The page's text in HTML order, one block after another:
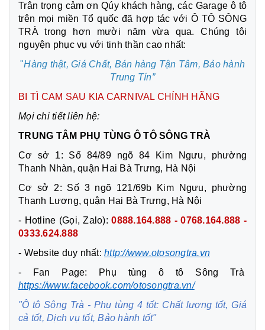
Trân trọng cảm ơn Qúy khách hàng, các Garage ô tô
trên mọi miền Tổ quốc đã hợp tác với Ô TÔ SÔNG
TRÀ trong hơn mười năm vừa qua. Chúng tôi
nguyện phục vụ với tinh thần cao nhất:
"Hàng thật, Giá Chất, Bán hàng Tận Tâm, Bảo hành
Trung Tín”
BI TÌ CAM SAU KIA CARNIVAL CHÍNH HÃNG
Mọi chi tiết liên hệ:
TRUNG TÂM PHỤ TÙNG Ô TÔ SÔNG TRÀ
Cơ sở 1: Số 84/89 ngõ 84 Kim Ngưu, phường
Thanh Nhàn, quận Hai Bà Trưng, Hà Nội
Cơ sở 2: Số 3 ngõ 121/69b Kim Ngưu, phường
Thanh Lương, quận Hai Bà Trưng, Hà Nội
- Hotline (Gọi, Zalo):0888.164.888 - 0768.164.888 -
0333.624.888
- Website duy nhất: http://www.otosongtra.vn
- Fan Page: Phụ tùng ô tô Sông Trà
https://www.facebook.com/otosongtra.vn/
"Ô tô Sông Trà - Phụ tùng 4 tốt: Chất lượng tốt, Giá
cả tốt, Dịch vụ tốt, Bảo hành tốt"